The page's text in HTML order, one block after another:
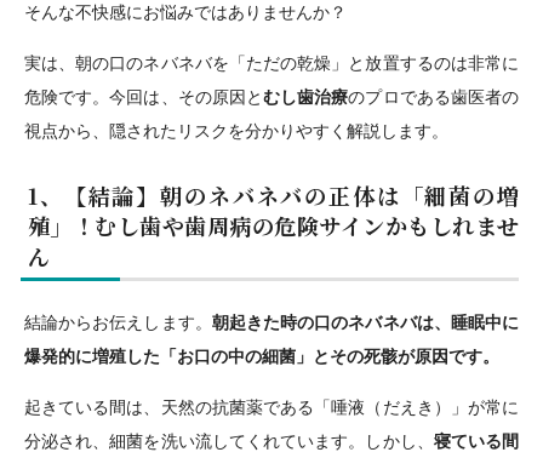
そんな不快感にお悩みではありませんか？
実は、朝の口のネバネバを「ただの乾燥」と放置するのは非常に
危険です。今回は、その原因とむし歯治療のプロである歯医者の
視点から、隠されたリスクを分かりやすく解説します。
1、【結論】朝のネバネバの正体は「細菌の増
殖」！むし歯や歯周病の危険サインかもしれませ
ん
結論からお伝えします。 朝起きた時の口のネバネバは、睡眠中に
爆発的に増殖した「お口の中の細菌」とその死骸が原因です。
起きている間は、天然の抗菌薬である「唾液（だえき）」が常に
分泌され、細菌を洗い流してくれています。しかし、 寝ている間